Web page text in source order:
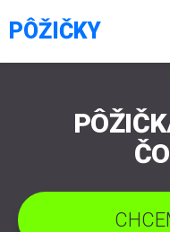
PÔŽIČKY